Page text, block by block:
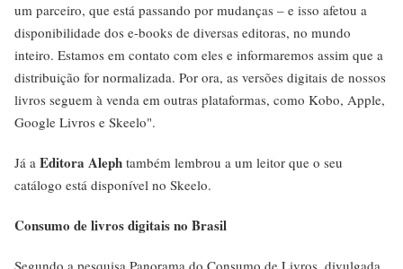
um parceiro, que está passando por mudanças – e isso afetou a
disponibilidade dos e-books de diversas editoras, no mundo
inteiro. Estamos em contato com eles e informaremos assim que a
distribuição for normalizada. Por ora, as versões digitais de nossos
livros seguem à venda em outras plataformas, como Kobo, Apple,
Google Livros e Skeelo".
Já a Editora Aleph também lembrou a um leitor que o seu
catálogo está disponível no Skeelo.
Consumo de livros digitais no Brasil